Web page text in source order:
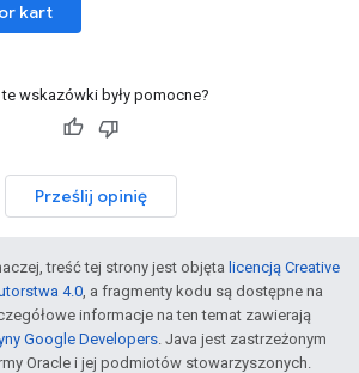
kart
te wskazówki były pomocne?
Prześlij opinię
treść tej strony jest objęta licencją Creative
4.0, a fragmenty kodu są dostępne na
informacje na ten temat zawierają
Google Developers. Java jest zastrzeżonym
Oracle i jej podmiotów stowarzyszonych.